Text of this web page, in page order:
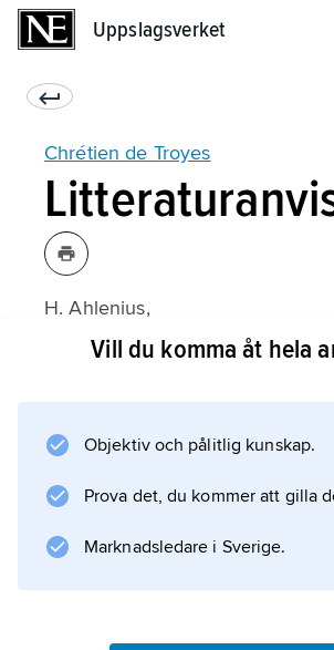
Uppslagsverket
Chrétien de Troyes
H. Ahlenius,
Frankrikes litteratur under
Vill du komma åt hela
Objektiv och pålitlig kunskap.
Prova det, du kommer att gilla
Marknadsledare i Sverige.